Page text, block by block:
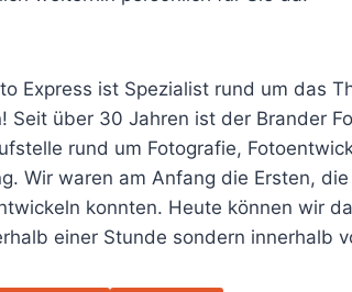
Express ist Spezialist rund um das
Seit über 30 Jahren ist der Brander
rund um Fotografie,
Wir waren am Anfang die Ersten,
konnten. Heute können wir
einer Stunde sondern innerhalb